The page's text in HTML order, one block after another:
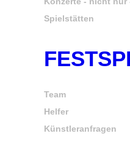
Spielstätten
Team
Helfer
Künstleranfragen